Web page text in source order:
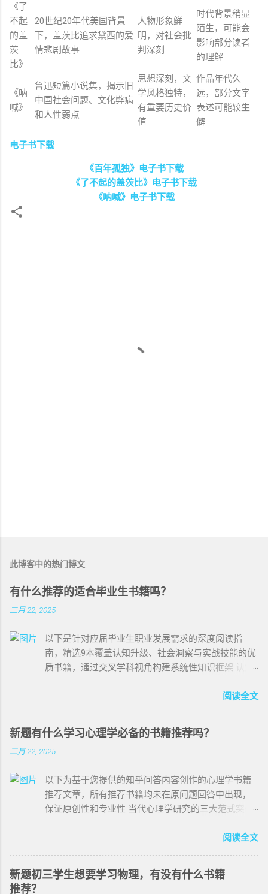
《了
不起
的盖
茨
比》
20世纪20年代美国背景
下，盖茨比追求黛西的爱
情悲剧故事
人物形象鲜
明，对社会批
判深刻
时代背景稍显
陌生，可能会
影响部分读者
的理解
《呐
喊》
鲁迅短篇小说集，揭示旧
中国社会问题、文化弊病
和人性弱点
思想深刻，文
学风格独特，
有重要历史价
值
作品年代久
远，部分文字
表述可能较生
僻
电子书下载
《百年孤独》电子书下载
《了不起的盖茨比》电子书下载
《呐喊》电子书下载
此博客中的热门博文
有什么推荐的适合毕业生书籍吗？
二月 22, 2025
以下是针对应届毕业生职业发展需求的深度阅读指
南，精选9本覆盖认知升级、社会洞察与实战技能的优
质书籍，通过交叉学科视角构建系统性知识框架 认知
学经典揭示了人类决策系统的双通道运行机制：直觉
则需刻意激活。书中通过锚定效应、损失厌恶等20个
核心概念，帮助读者识别职场中常见的决策陷阱。例
如在薪资谈判中，过早报价会锚定对方的预期区间，
声：人类判断的缺陷》延伸阅读，构建完整的决策优
化体系。 《原则》瑞·达利欧 桥水基金创始人20年实
践智慧结晶，提出”痛苦+反思=进步”的核心公式。书
复盘）可直接应用于简历优化、项目推进等具体场
景。特别值得关注的是”极度透明与开放文化”章节，为
初入职场者提供了处理办公室政治的底层逻辑——通过
建立可信度积累而非短期取悦获得长期价值。 社会运
阅读全文
新题有什么学习心理学必备的书籍推荐吗？
二月 22, 2025
以下为基于您提供的知乎问答内容创作的心理学书籍
推荐文章，所有推荐书籍均未在原问题回答中出现，
保证原创性和专业性 当代心理学研究的三大范式突破
下，当代心理学呈现出跨学科融合的显著特征。本文
包含对经典理论的批判性重构，适合希望构建系统性
知识体系的心理学学习者。 1. 《认知神经科学：探索
阅读全文
新题初三学生想要学习物理，有没有什么书籍
推荐？